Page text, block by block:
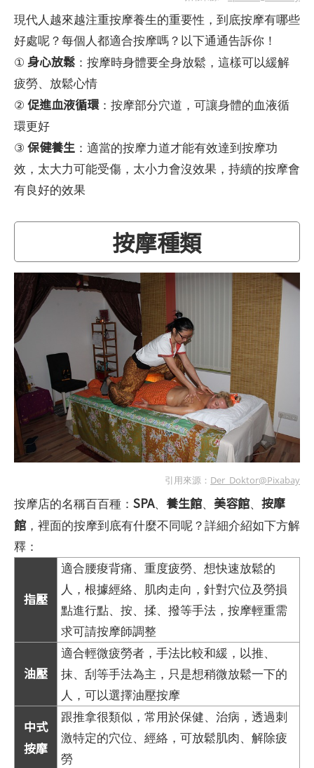
現代人越來越注重按摩養生的重要性，到底按摩有哪些
好處呢？每個人都適合按摩嗎？以下通通告訴你！
① 身心放鬆 ：按摩時身體要全身放鬆，這樣可以緩解
疲勞、放鬆心情
② 促進血液循環：按摩部分穴道，可讓身體的血液循
環更好
③ 保健養生 ：適當的按摩力道才能有效達到按摩功
效，太大力可能受傷，太小力會沒效果，持續的按摩會
有良好的效果
按摩種類
引用來源： Der_Doktor@Pixabay
按摩店的名稱百百種： SPA、 養生館、 美容館、 按摩
館，裡面的按摩到底有什麼不同呢？詳細介紹如下方解
釋：
指壓
適合腰痠背痛、重度疲勞、想快速放鬆的
人，根據經絡、肌肉走向，針對穴位及勞損
點進行點、按、揉、撥等手法，按摩輕重需
求可請按摩師調整
油壓
適合輕微疲勞者，手法比較和緩，以推、
抹、刮等手法為主，只是想稍微放鬆一下的
人，可以選擇油壓按摩
中式
按摩
跟推拿很類似，常用於保健、治病，透過刺
激特定的穴位、經絡，可放鬆肌肉、解除疲
勞